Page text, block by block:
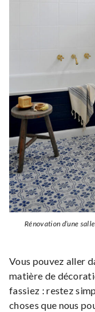
Rénovation d’une
Vous pouvez aller
matière de
fassiez : restez
choses que nous